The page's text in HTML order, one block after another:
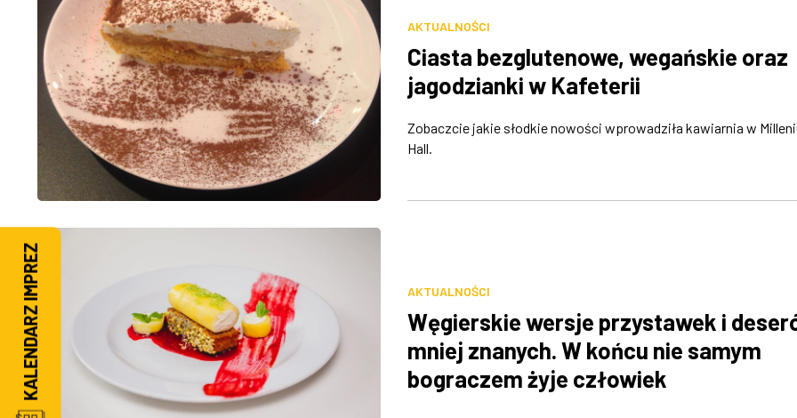
AKTUALNOŚCI
Ciasta bezglutenowe, wegańskie oraz
jagodzianki w Kafeterii
Zobaczcie jakie słodkie nowości wprowadziła kawiarnia w
Hall.
AKTUALNOŚCI
Węgierskie wersje przystawek i
mniej znanych. W końcu nie samym
bograczem żyje człowiek
KALENDARZ IMPREZ